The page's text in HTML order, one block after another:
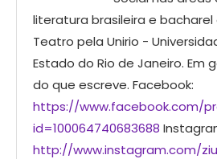
literatura brasileira e bacharel
Teatro pela Unirio -
Estado do Rio de Janeiro. Em
do que escreve. Facebook:
https://www.facebook.com/
id=100064740683688
http://www.instagram.com/